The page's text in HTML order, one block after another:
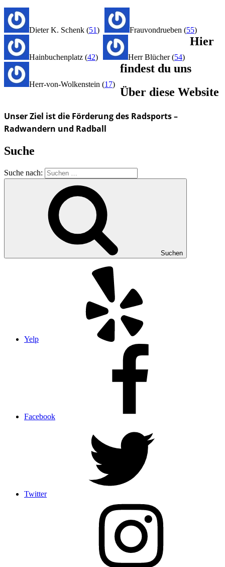
Dieter K. Schenk (51) Frauvondrueben (55)
Hainbuchenplatz (42) Herr Blücher(54)
Herr-von-Wolkenstein (17)
Hier
findest du uns
Über diese Website
Unser Ziel ist die Förderung des Radsports –
Radwandern und Radball
Suche
Suche nach:
Suchen
Yelp
Facebook
Twitter